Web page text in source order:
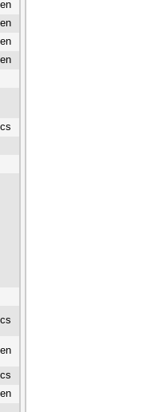
en
en
en
en
cs
cs
en
cs
en